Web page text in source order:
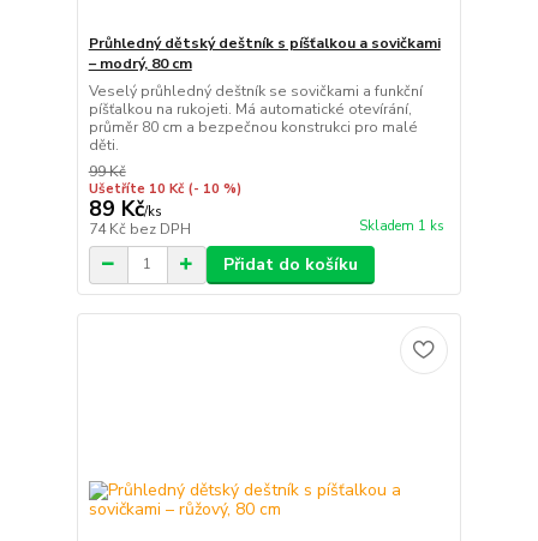
Průhledný dětský deštník s píšťalkou a sovičkami
– modrý, 80 cm
Veselý průhledný deštník se sovičkami a funkční
píšťalkou na rukojeti. Má automatické otevírání,
průměr 80 cm a bezpečnou konstrukci pro malé
děti.
99 Kč
Ušetříte 10 Kč (- 10 %)
89 Kč/ks
74 Kč bez DPH Skladem 1 ks
Přidat do košíku